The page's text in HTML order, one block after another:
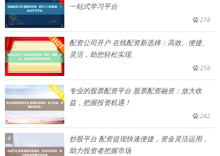
一站式学习平台
278
配资公司开户 在线配资新选择：高效、便捷、
灵活，助您轻松实现
258
专业的股票配资平台 股票配资融资：放大收
益，把握投资机遇！
242
4
炒股平台 配资提现快速便捷，资金灵活运用，
助力投资者把握市场